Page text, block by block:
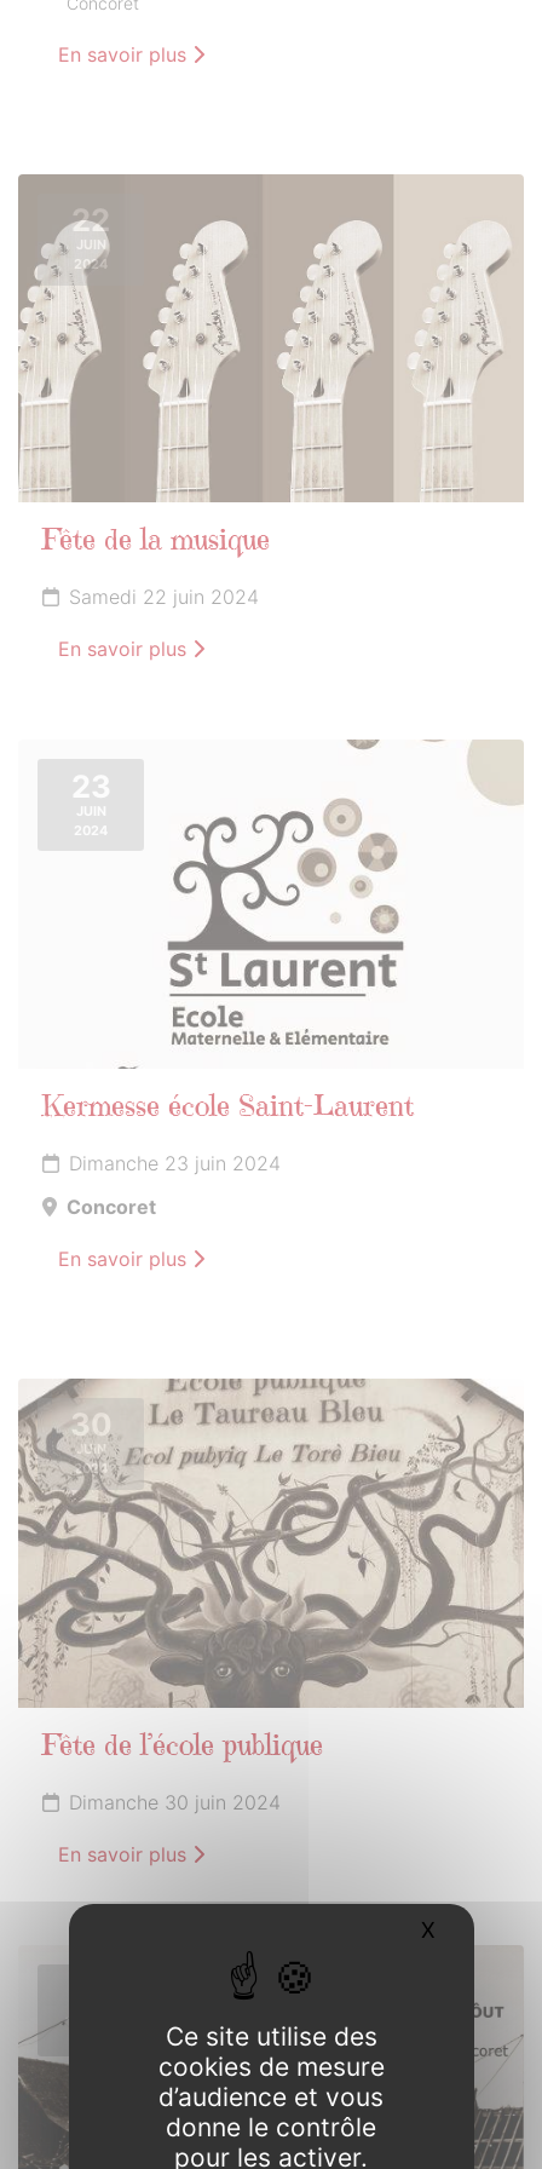
En savoir plus
22
JUIN
2024
Fête de la musique
Samedi 22 juin 2024
En savoir plus
23
JUIN
2024
Kermesse école Saint-Laurent
Dimanche 23 juin 2024
Concoret
En savoir plus
30
JUIN
2024
Fête de l’école publique
Dimanche 30 juin 2024
En savoir plus
JUILLET
Ce site utilise des
cookies de mesure
d’audience et vous
donne le contrôle
pour les activer.
X Masquer